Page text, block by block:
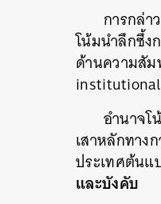
การกล่า
โน้มนำลึกซึ้ง
ด้านความสัม
อำนาจโ
เสาหลักทาง
ประเทศต้น
และบังคับ